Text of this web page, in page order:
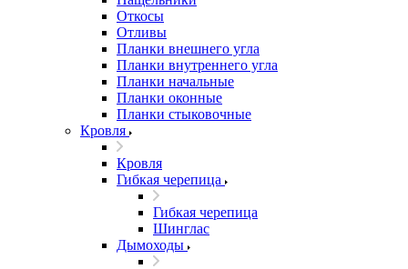
Откосы
Отливы
Планки внешнего угла
Планки внутреннего угла
Планки начальные
Планки оконные
Планки стыковочные
Кровля
Кровля
Гибкая черепица
Гибкая черепица
Шинглас
Дымоходы